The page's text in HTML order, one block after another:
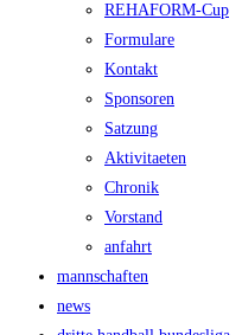
REHAFORM-Cup
Formulare
Kontakt
Sponsoren
Satzung
Aktivitaeten
Chronik
Vorstand
anfahrt
mannschaften
news